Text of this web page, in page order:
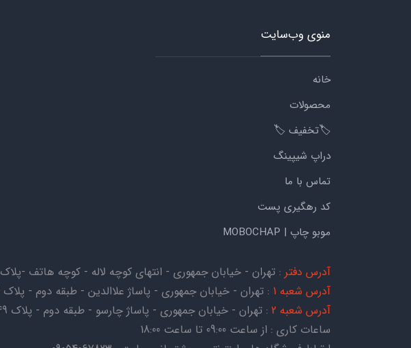
منوی وب‌سایت
خانه
محصولات
🏷️تخفیف 🏷️
دراپ شیپینگ
تماس با ما
کد رهگیری پست
موبو چاپ | MOBOCHAP
آدرس دفتر : تهران - خیابان جمهوری - انتهای کوچه لاله - کوچه هاتف -پلاک ۱۵ - طبقه اول - واحد ۱
آدرس شعبه 1
: تهران - خیابان جمهوری - پاساژ علاالدین - طبقه دوم - پلاک 207
آدرس شعبه 2
: تهران - خیابان جمهوری - پاساژ چارسو - طبقه دوم - پلاک D48/D49
ساعات کاری : از ساعت 09:00 تا ساعت 18:00